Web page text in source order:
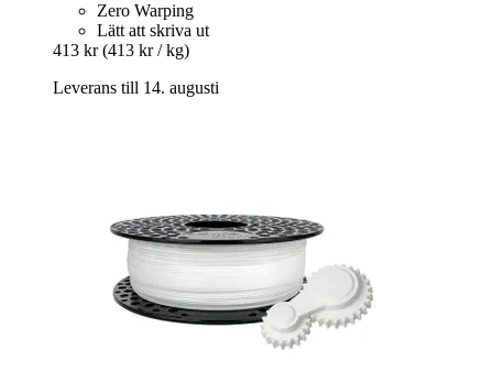
Zero Warping
Lätt att skriva ut
413 kr (413 kr / kg)
Leverans till 14. augusti